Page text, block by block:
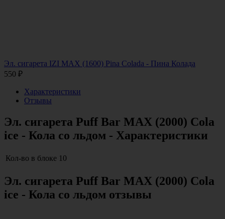
Эл. сигарета IZI MAX (1600) Pina Colada - Пина Колада
550 ₽
Характеристики
Отзывы
Эл. сигарета Puff Bar MAX (2000) Cola
ice - Кола со льдом - Характеристики
Кол-во в блоке 10
Эл. сигарета Puff Bar MAX (2000) Cola
ice - Кола со льдом отзывы